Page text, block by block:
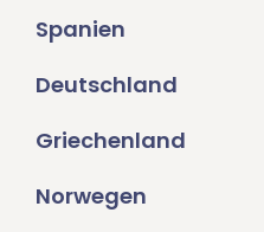
Spanien
Deutschland
Griechenland
Norwegen